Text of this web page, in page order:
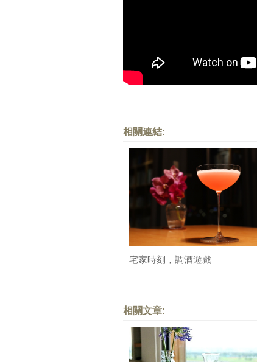
相關連結:
宅家時刻，調酒遊戲
相關文章: